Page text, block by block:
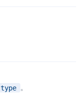
type 。